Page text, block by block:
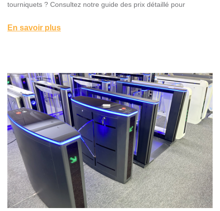
tourniquets ? Consultez notre guide des prix détaillé pour
En savoir plus